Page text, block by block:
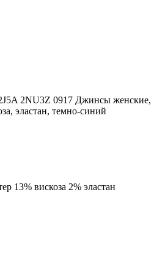
2NU3Z 0917 Джинсы женские,
эластан, темно-синий
13% вискоза 2% эластан